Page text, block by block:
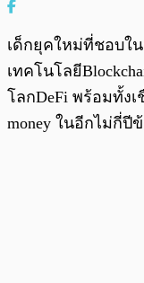
เด็กยุคใหม่ที่ชอบใ
เทคโนโลยี
โลกDeFi พร้อมทั้งเ
money ในอีกไม่กี่ปี